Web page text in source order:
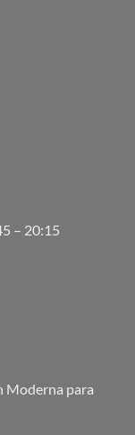
– 20:15
Moderna para